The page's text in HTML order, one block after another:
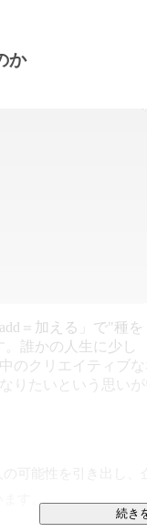
か
＝加える」で"種を
誰かの人生に少し
のクリエイティブな
りたいという思いが
の可能性を引き出し
続き